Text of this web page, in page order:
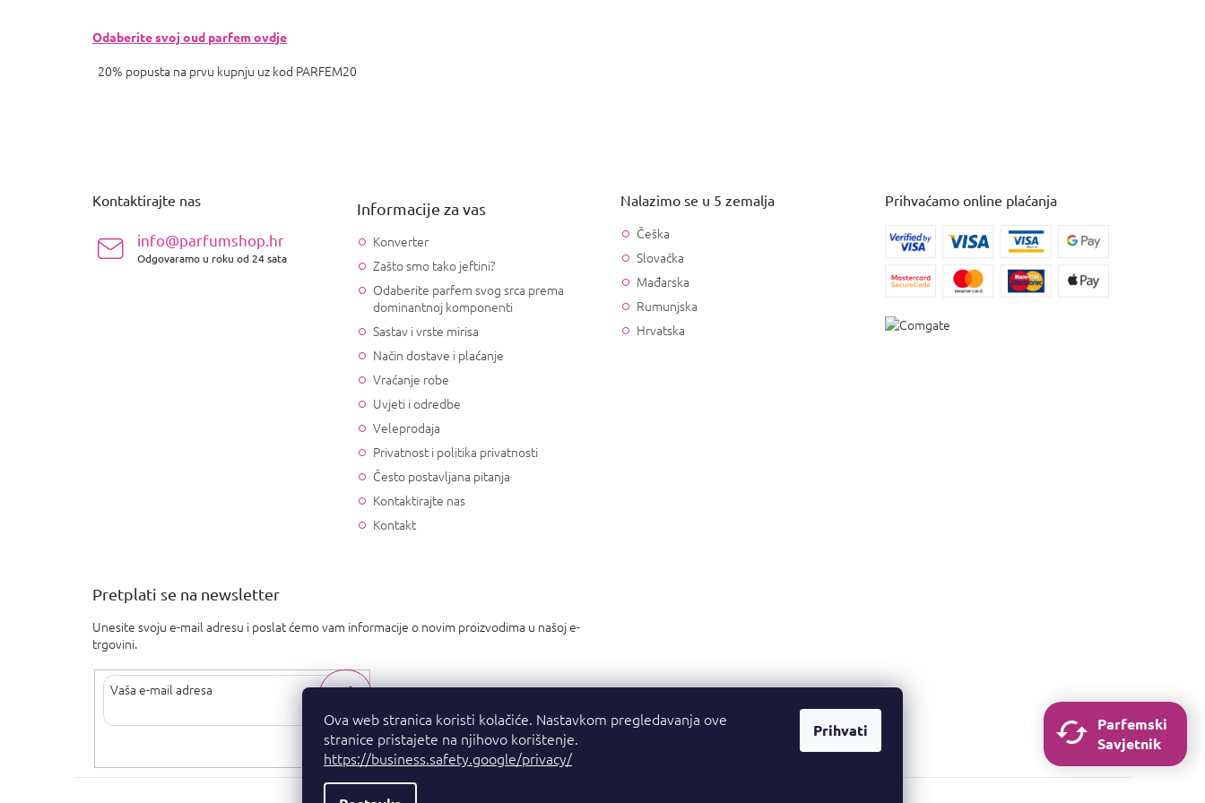
Ova web stranica koristi kolačiće. Nastavkom pregledavanja ove
stranice pristajete na njihovo korištenje.
https://business.safety.google/privacy/
Prihvati
Odaberite svoj oud parfem ovdje
20% popusta na prvu kupnju uz kod PARFEM20
Kontaktirajte nas
info@parfumshop.hr
Odgovaramo u roku od 24 sata
Informacije za vas
Konverter
Zašto smo tako jeftini?
Odaberite parfem svog srca prema
dominantnoj komponenti
Sastav i vrste mirisa
Način dostave i plaćanje
Vraćanje robe
Uvjeti i odredbe
Veleprodaja
Privatnost i politika privatnosti
Često postavljana pitanja
Kontaktirajte nas
Kontakt
Nalazimo se u 5 zemalja
Češka
Slovačka
Mađarska
Rumunjska
Hrvatska
Prihvaćamo online plaćanja
Pretplati se na newsletter
Unesite svoju e-mail adresu i poslat ćemo vam informacije o novim proizvodima u našoj e-
trgovini.
Parfemski
Savjetnik